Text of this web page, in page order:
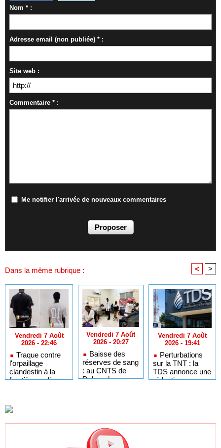
Nom * :
Adresse email (non publiée) * :
Site web :
Commentaire * :
Me notifier l'arrivée de nouveaux commentaires
Dans la même rubrique : < >
Vendredi 7 Août
2026 - 22:46
Traque contre
l'orpaillage
clandestin à la
frontière malienne
Fadougou
Vendredi 7 Août
2026 - 20:27
Baisse des
réserves de sang
: au CNTS de
Dakar, des
Vendredi 7 Août
2026 - 19:41
Perturbations
sur la TNT : la
TDS annonce une
réduction